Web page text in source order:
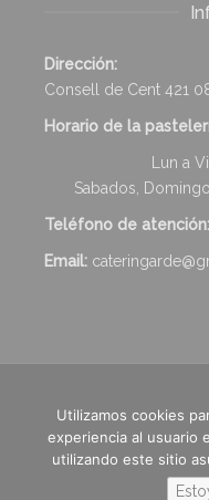
Dirección:
Consell de Cent 421
Horario de la
Lun a
Sabados,
Teléfono de atención:
Email:
Términos y condiciones -
Desarrollo Web‹e-div›
Utilizamos cookies
experiencia al usuario
utilizando este sitio